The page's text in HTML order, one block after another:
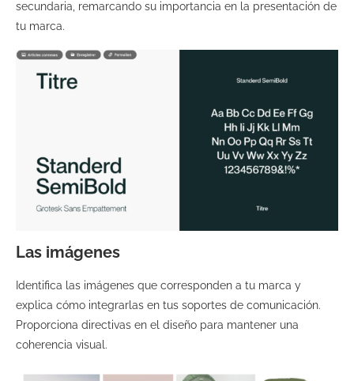
secundaria, remarcando su importancia en la presentación de
tu marca.
Las imágenes
Identifica las imágenes que corresponden a tu marca y
explica cómo integrarlas en tus soportes de comunicación.
Proporciona directivas en el diseño para mantener una
coherencia visual.